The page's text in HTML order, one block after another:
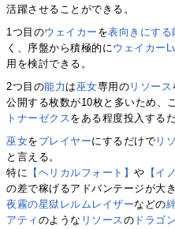
活躍させることができる。
1つ目のウェイカー を表向きにする
く、序盤から積極的にウェイカー
用を検討できる。
2つ目の能力 は巫女専用の リソース
公開する枚数が10枚と多いため、
トナーゼクスをある程度投入する
巫女を プレイヤーにするだけで リ
と言える。
特に 【ヘリカルフォート】や 【イ
の差で稼げるアドバンテージが大
夜霧の星獄レルムレイザーなどの
アティ のような リソースの ドラゴ